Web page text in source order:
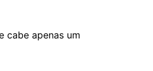
cabe apenas um